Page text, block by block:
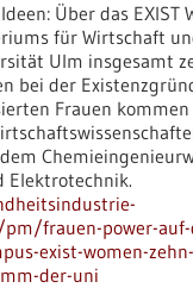
Über das EXIST
für Wirtschaft
Ulm insgesamt
bei der
Frauen kommen
Elektrotechnik.
frauen-power-
exist-women-
der-uni